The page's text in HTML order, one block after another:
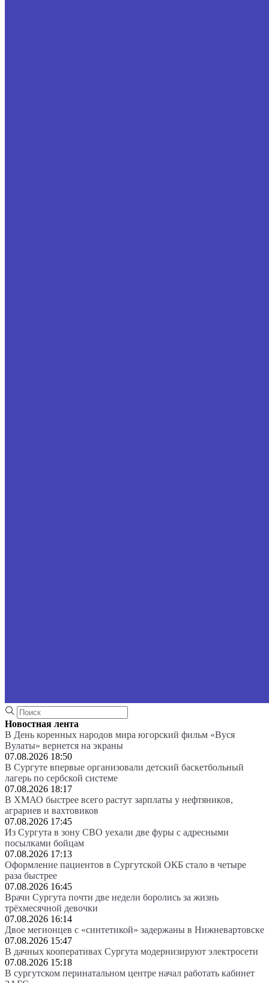
Новостная лента
В День коренных народов мира югорский фильм «Вуся
Вулаты» вернется на экраны
07.08.2026 18:50
В Сургуте впервые организовали детский баскетбольный
лагерь по сербской системе
07.08.2026 18:17
В ХМАО быстрее всего растут зарплаты у нефтяников,
аграриев и вахтовиков
07.08.2026 17:45
Из Сургута в зону СВО уехали две фуры с адресными
посылками бойцам
07.08.2026 17:13
Оформление пациентов в Сургутской ОКБ стало в четыре
раза быстрее
07.08.2026 16:45
Врачи Сургута почти две недели боролись за жизнь
трёхмесячной девочки
07.08.2026 16:14
Двое мегионцев с «синтетикой» задержаны в Нижневартовске
07.08.2026 15:47
В дачных кооперативах Сургута модернизируют электросети
07.08.2026 15:18
В сургутском перинатальном центре начал работать кабинет